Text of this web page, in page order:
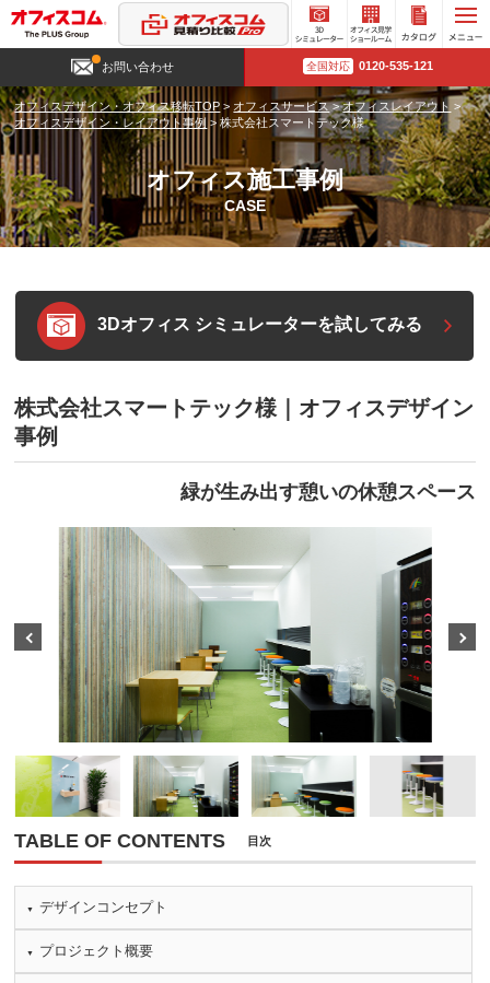
3D
シミュ
レータ
ー
オフィ
ス見学
ショー
ルーム
お問い合わせ 全国対応 0120-535-121
オフィスデザイン・オフィス移転TOP > オフィスサービス>オフィスレイアウト >
オフィスデザイン・レイアウト事例 >株式会社スマートテック様
オフィス施工事例
CASE
3Dオフィス シミュレーターを試してみる
株式会社スマートテック様｜オフィスデザイン
事例
緑が生み出す憩いの休憩スペース
TABLE OF CONTENTS 目次
デザインコンセプト
プロジェクト概要